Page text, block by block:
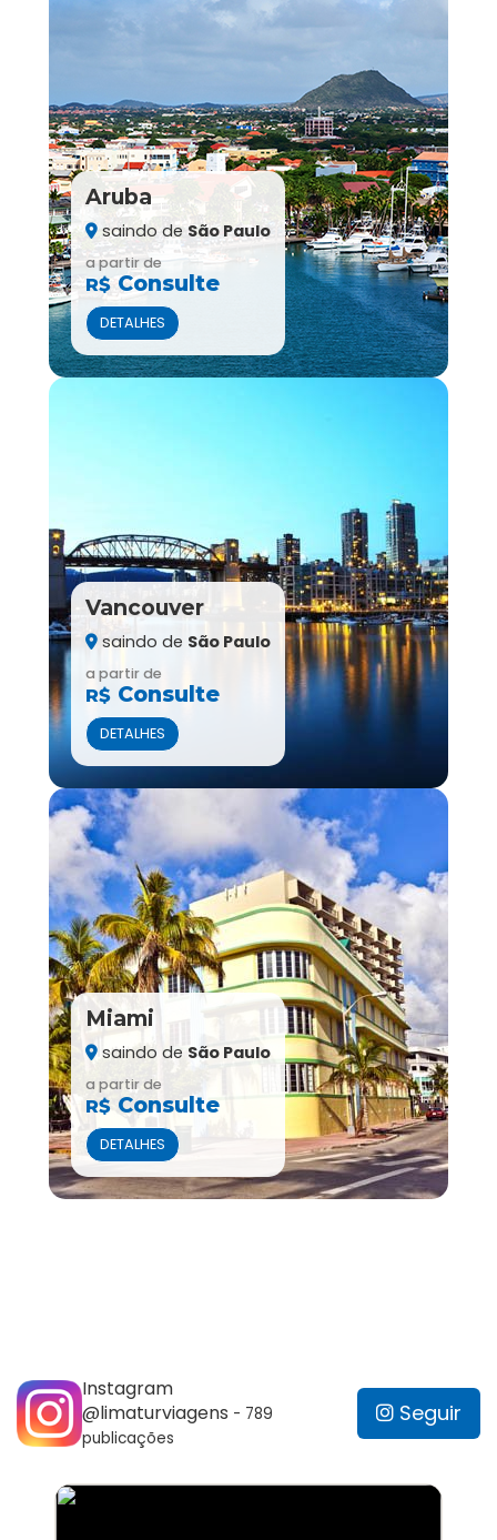
Aruba
saindo de São Paulo
a partir de
R$Consulte
DETALHES
Vancouver
saindo de São Paulo
a partir de
R$ Consulte
DETALHES
Miami
saindo de São Paulo
a partir de
R$Consulte
DETALHES
Instagram
@limaturviagens - 789
publicações
Seguir